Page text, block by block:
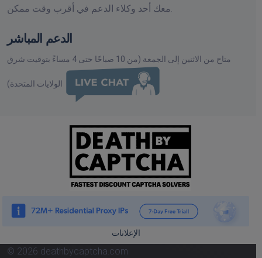
معك أحد وكلاء الدعم في أقرب وقت ممكن.
الدعم المباشر
متاح من الاثنين إلى الجمعة (من 10 صباحًا حتى 4 مساءً بتوقيت شرق
الولايات المتحدة)
الإعلانات
© 2026 deathbycaptcha.com